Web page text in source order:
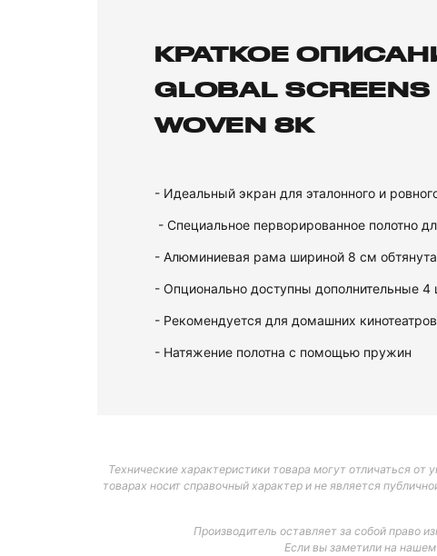
КРАТКОЕ
GLOBAL
WOVEN 8K
- Идеальный экран для эталонного и
- Специальное перворированное полотно
- Алюминиевая рама шириной 8 см
- Опционально доступны дополнительные
- Рекомендуется для домашних кинотеатров
- Натяжение полотна с помощью пружин
Технические характеристики товара могут отличаться
товарах носит справочный характер и не является
Производитель оставляет за собой право
Если вы заметили на нашем